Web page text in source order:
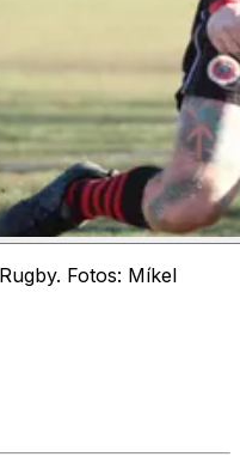
Fotos: Míkel